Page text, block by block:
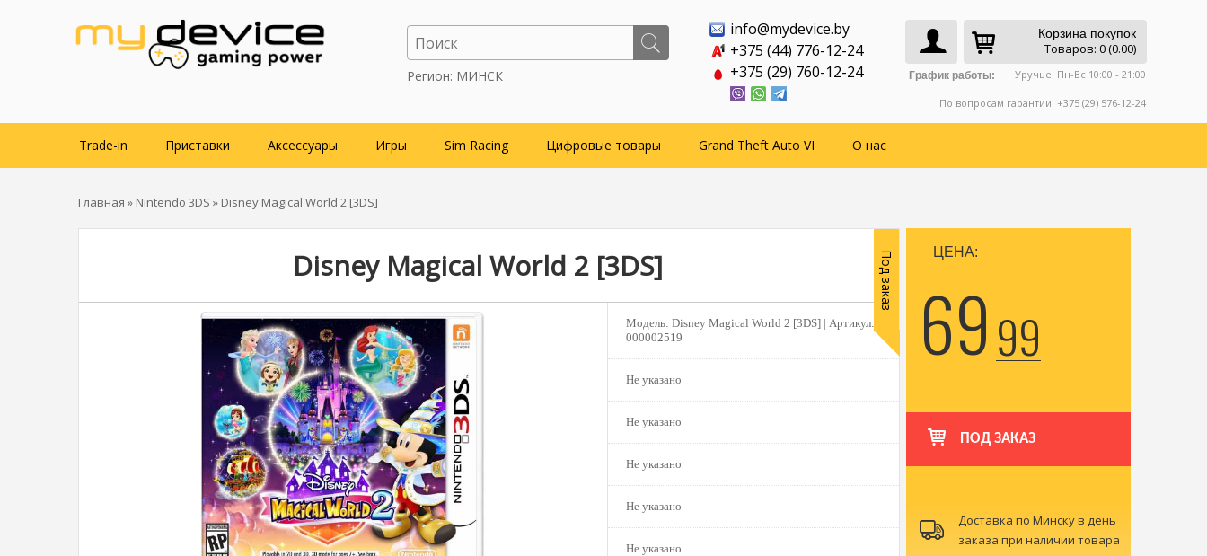
Регион: МИНСК
Корзина покупок
Товаров: 0 (0.00)
График работы: Уручье: Пн-Вс 10:00 - 21:00
По вопросам гарантии: +375 (29) 576-12-24
info@mydevice.by
+375 (44) 776-12-24
+375 (29) 760-12-24
Trade-in Приставки Аксессуары Игры Sim Racing Цифровые товары Grand Theft Auto VI О нас
Главная » Nintendo 3DS » Disney Magical World 2 [3DS]
Disney Magical World 2 [3DS]
Модель: Disney Magical World 2 [3DS] | Артикул:
000002519
Не указано
Не указано
Не указано
Не указано
Не указано
Под заказ ЦЕНА:
6999
ПОД ЗАКАЗ
Доставка по Минску в день
заказа при наличии товара